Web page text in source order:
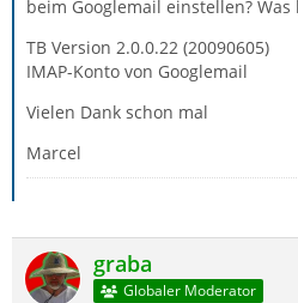
beim Googlemail einstellen?
TB Version 2.0.0.22 (20090605)
IMAP-Konto von Googlemail
Vielen Dank schon mal
Marcel
graba
Globaler Moderator